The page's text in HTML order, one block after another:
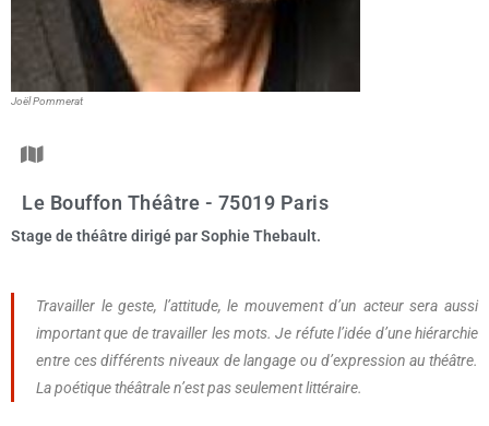
Joël Pommerat
Le Bouffon Théâtre - 75019 Paris
Stage de théâtre dirigé par Sophie Thebault.
Travailler le geste, l’attitude, le mouvement d’un acteur sera aussi
important que de travailler les mots. Je réfute l’idée d’une hiérarchie
entre ces différents niveaux de langage ou d’expression au théâtre.
La poétique théâtrale n’est pas seulement littéraire.